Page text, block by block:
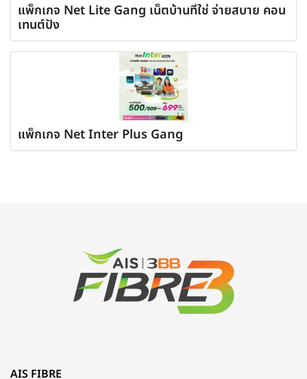
แพ็กเกจ Net Lite Gang เน็ตบ้านที่ใช่ จ่ายสบาย คอน
เทนต์ปัง
แพ็กเกจ Net Inter Plus Gang
AIS FIBRE